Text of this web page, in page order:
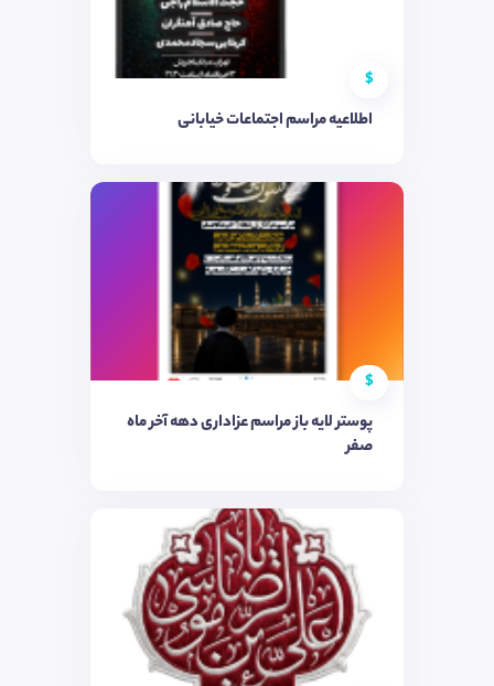
$
اطلاعیه مراسم اجتماعات خیابانی
$
پوستر لایه باز مراسم عزاداری دهه آخر ماه
صفر